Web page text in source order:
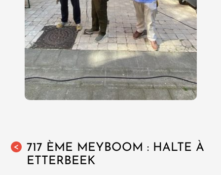
<
717 ÈME MEYBOOM : HALTE À
ETTERBEEK